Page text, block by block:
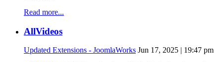
Read more...
AllVideos
Updated Extensions - JoomlaWorks Jun 17, 2025 | 19:47 pm